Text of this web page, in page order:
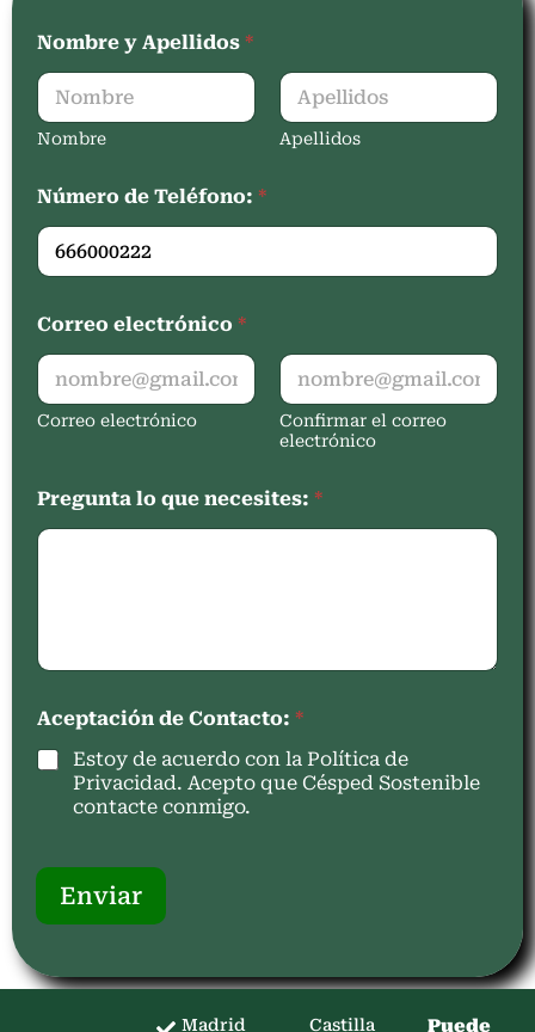
Nombre y Apellidos *
Nombre Apellidos
Número de Teléfono: *
Correo electrónico *
Correo electrónico
Confirmar el correo
electrónico
Pregunta lo que necesites: *
Aceptación de Contacto: *
Estoy de acuerdo con la Política de
Privacidad. Acepto que Césped Sostenible
contacte conmigo.
Enviar
Madrid Castilla Puede